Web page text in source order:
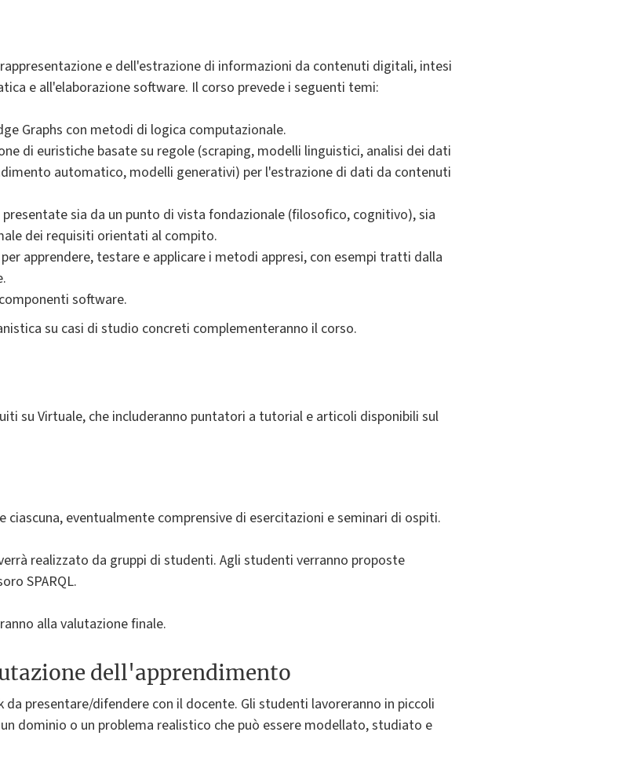
e dell'estrazione di informazioni da contenuti digitali, intesi
e all'elaborazione software. Il corso prevede i seguenti temi:
Graphs con metodi di logica computazionale.
di euristiche basate su regole (scraping, modelli linguistici, analisi dei dati
automatico, modelli generativi) per l'estrazione di dati da contenuti
sia da un punto di vista fondazionale (filosofico, cognitivo), sia
dei requisiti orientati al compito.
apprendere, testare e applicare i metodi appresi, con esempi tratti dalla
software.
su casi di studio concreti complementeranno il corso.
su Virtuale, che includeranno puntatori a tutorial e articoli disponibili sul
eventualmente comprensive di esercitazioni e seminari di ospiti.
realizzato da gruppi di studenti. Agli studenti verranno proposte
SPARQL.
alla valutazione finale.
dell'apprendimento
presentare/difendere con il docente. Gli studenti lavoreranno in piccoli
dominio o un problema realistico che può essere modellato, studiato e